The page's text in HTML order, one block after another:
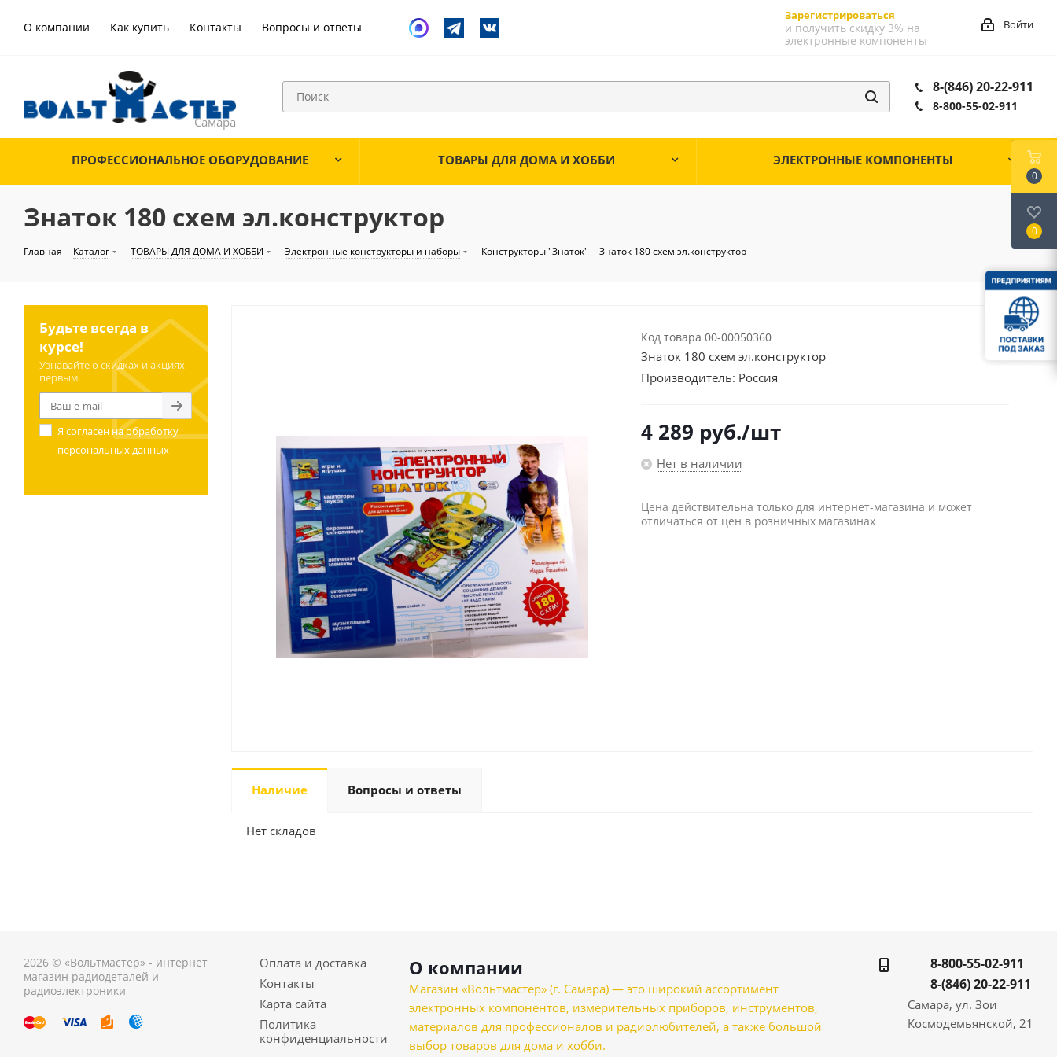
О компании Как купить Контакты Вопросы и ответы
Зарегистрироваться
и получить скидку 3% на
электронные компоненты
Войти
8-(846) 20-22-911
8-800-55-02-911
ПРОФЕССИОНАЛЬНОЕ ОБОРУДОВАНИЕ ТОВАРЫ ДЛЯ ДОМА И ХОББИ ЭЛЕКТРОННЫЕ КОМПОНЕНТЫ
Знаток 180 схем эл.конструктор
Главная - Каталог - ТОВАРЫ ДЛЯ ДОМА И ХОББИ - Электронные конструкторы и наборы - Конструкторы "Знаток" - Знаток 180 схем эл.конструктор
Код товара 00-00050360
Знаток 180 схем эл.конструктор
Производитель: Россия
4 289 руб./шт
Нет в наличии
Цена действительна только для интернет-магазина и может
отличаться от цен в розничных магазинах
Наличие Вопросы и ответы
Нет складов
Будьте всегда в
курсе!
Узнавайте о скидках и акциях
первым
Я согласен наобработку
персональных данных
2026 © «Вольтмастер» - интернет
магазин радиодеталей и
радиоэлектроники
Оплата и доставка
Контакты
Карта сайта
Политика
конфиденциальности
О компании
Магазин «Вольтмастер» (г. Самара) — это широкий ассортимент
электронных компонентов, измерительных приборов, инструментов,
материалов для профессионалов и радиолюбителей, а также большой
выбор товаров для дома и хобби.
8-800-55-02-911
8-(846) 20-22-911
Самара, ул. Зои
Космодемьянской, 21
0
0